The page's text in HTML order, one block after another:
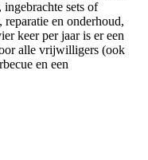
sets of
en onderhoud,
keer per jaar is er een
alle vrijwilligers (ook
en een